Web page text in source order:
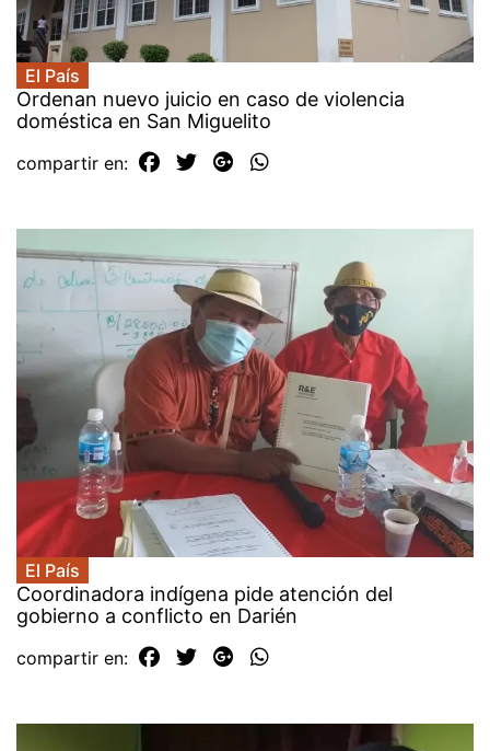
El País
Ordenan nuevo juicio en caso de violencia
doméstica en San Miguelito
compartir en:
El País
Coordinadora indígena pide atención del
gobierno a conflicto en Darién
compartir en: